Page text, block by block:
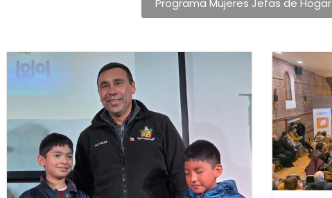
Programa Mujeres Jefas de Hogar